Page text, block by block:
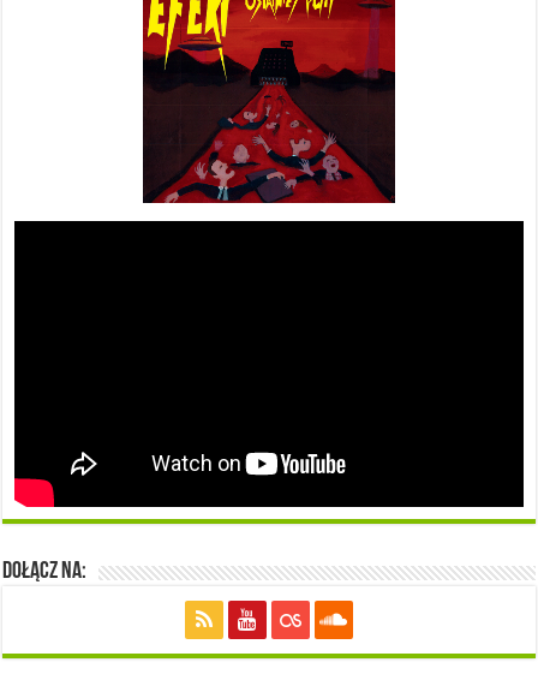
Dołącz na: